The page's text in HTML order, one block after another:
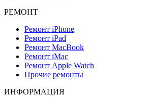
РЕМОНТ
Ремонт iPhone
Ремонт iPad
Ремонт MacBook
Ремонт iMac
Ремонт Apple Watch
Прочие ремонты
ИНФОРМАЦИЯ